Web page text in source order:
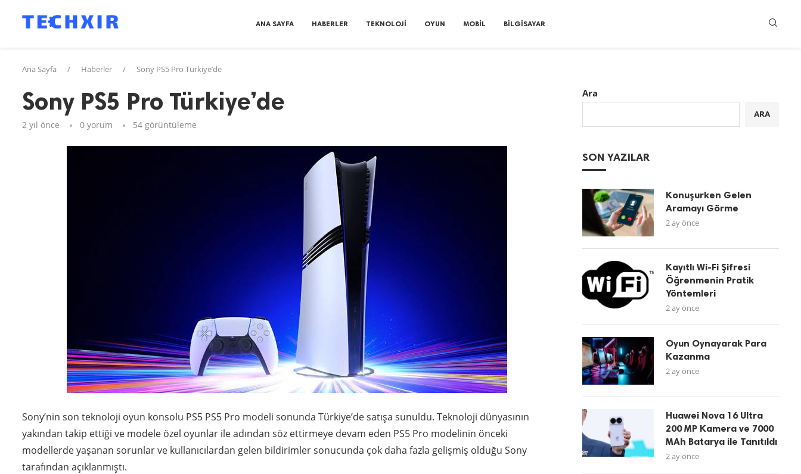
ANA SAYFA HABERLER TEKNOLOJI OYUN MOBIL BILGISAYAR
Ana Sayfa / Haberler / Sony PS5 Pro Türkiye’de
Sony PS5 Pro Türkiye’de
2 yıl önce 0 yorum 54 görüntüleme
Sony’nin son teknoloji oyun konsolu PS5 PS5 Pro modeli sonunda Türkiye’de satışa sunuldu. Teknoloji dünyasının
yakından takip ettiği ve modele özel oyunlar ile adından söz ettirmeye devam eden PS5 Pro modelinin önceki
modellerde yaşanan sorunlar ve kullanıcılardan gelen bildirimler sonucunda çok daha fazla gelişmiş olduğu Sony
tarafından açıklanmıştı.
Ara
ARA
SON YAZILAR
Konuşurken Gelen
Aramayı Görme
2 ay önce
Kayıtlı Wi-Fi Şifresi
Öğrenmenin Pratik
Yöntemleri
2 ay önce
Oyun Oynayarak Para
Kazanma
2 ay önce
Huawei Nova 16 Ultra
200 MP Kamera ve 7000
MAh Batarya ile Tanıtıldı
2 ay önce